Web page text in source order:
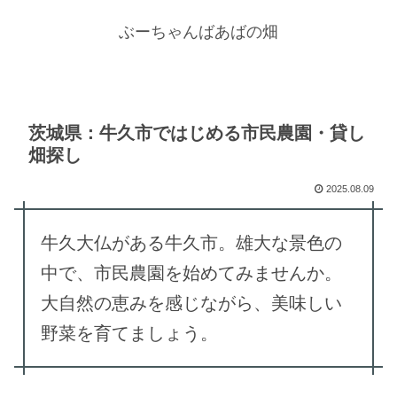
ぶーちゃんばあばの畑
茨城県：牛久市ではじめる市民農園・貸し
畑探し
2025.08.09
牛久大仏がある牛久市。雄大な景色の
中で、市民農園を始めてみませんか。
大自然の恵みを感じながら、美味しい
野菜を育てましょう。